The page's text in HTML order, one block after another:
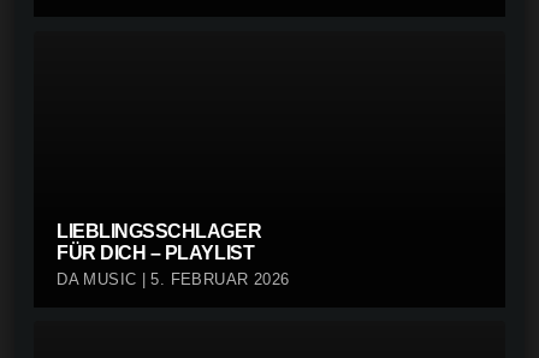
LIEBLINGSSCHLAGER
FÜR DICH – PLAYLIST
DA MUSIC | 5. FEBRUAR 2026